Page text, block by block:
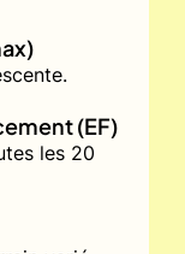
(EF)
les 20